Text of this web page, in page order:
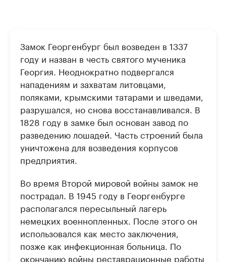
Замок Георгенбург был возведен в 1337
году и назван в честь святого мученика
Георгия. Неоднократно подвергался
нападениям и захватам литовцами,
поляками, крымскими татарами и шведами,
разрушался, но снова восстанавливался. В
1828 году в замке был основан завод по
разведению лошадей. Часть строений была
уничтожена для возведения корпусов
предприятия.
Во время Второй мировой войны замок не
пострадал. В 1945 году в Георгенбурге
располагался пересыльный лагерь
немецких военнопленных. После этого он
использовался как место заключения,
позже как инфекционная больница. По
окончанию войны реставрационные работы